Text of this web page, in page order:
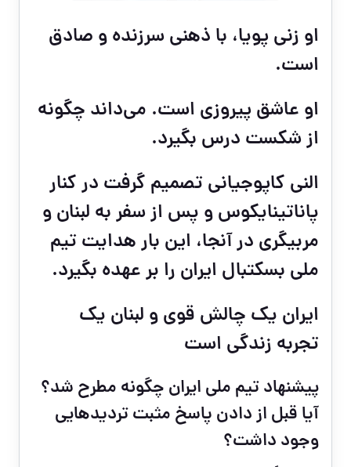
او زنی پویا، با ذهنی سرزنده و صادق
است.
او عاشق پیروزی است. می‌داند چگونه
از شکست درس بگیرد.
النی کاپوجیانی تصمیم گرفت در کنار
پاناتینایکوس و پس از سفر به لبنان و
مربیگری در آنجا، این بار هدایت تیم
ملی بسکتبال ایران را بر عهده بگیرد.
ایران یک چالش قوی و لبنان یک
تجربه زندگی است
پیشنهاد تیم ملی ایران چگونه مطرح شد؟
آیا قبل از دادن پاسخ مثبت تردیدهایی
وجود داشت؟